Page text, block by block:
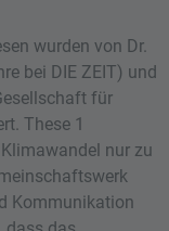
wurden von Dr.
bei DIE ZEIT) und
für
These 1
nur zu
Kommunikation